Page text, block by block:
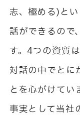
志、極める)と
話ができるので
す。4つの資質
対話の中でとに
とを心がけてい
事実として当社